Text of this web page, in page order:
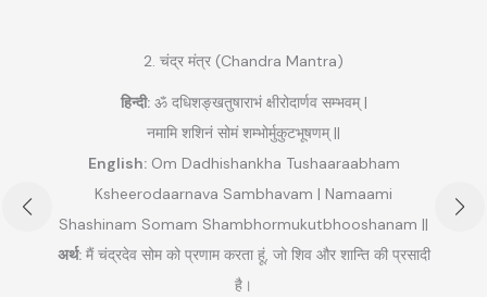
2. चंद्र मंत्र (Chandra Mantra)
हिन्दी:ॐ दधिशङ्खतुषाराभं क्षीरोदार्णव सम्भवम् |
नमामि शशिनं सोमं शम्भोर्मुकुटभूषणम् ||
English:Om Dadhishankha Tushaaraabham
Ksheerodaarnava Sambhavam | Namaami
Shashinam Somam Shambhormukutbhooshanam ||
अर्थ:मैं चंद्रदेव सोम को प्रणाम करता हूं, जो शिव और शान्ति की प्रसादी
है।